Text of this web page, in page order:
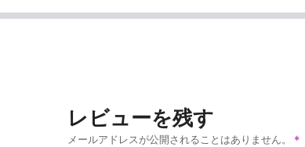
レビューを残す
メールアドレスが公開されることはありません。